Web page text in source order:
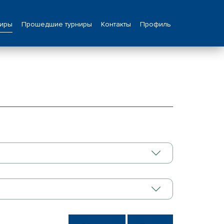
Прошедшие турниры Контакты Профиль